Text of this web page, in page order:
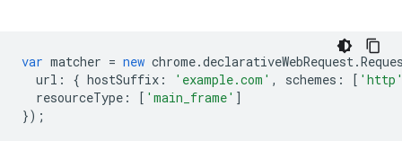
var matcher = new chrome.declarativeWebRequest.
url : { hostSuffix : 'example.com' , schemes : [
resourceType : [ 'main_frame' ]
});